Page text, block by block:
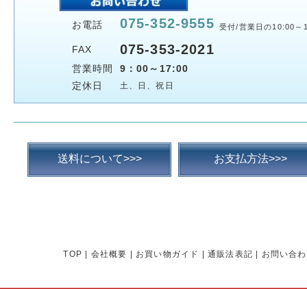
お電話 075-352-9555 受付/営業日の10:00～
FAX 075-353-2021
営業時間
9：00～17:00
定休日
土、日、祝日
送料について>>> お支払方法>>>
TOP 会社概要 お買い物ガイド 通販法表記 お問い合